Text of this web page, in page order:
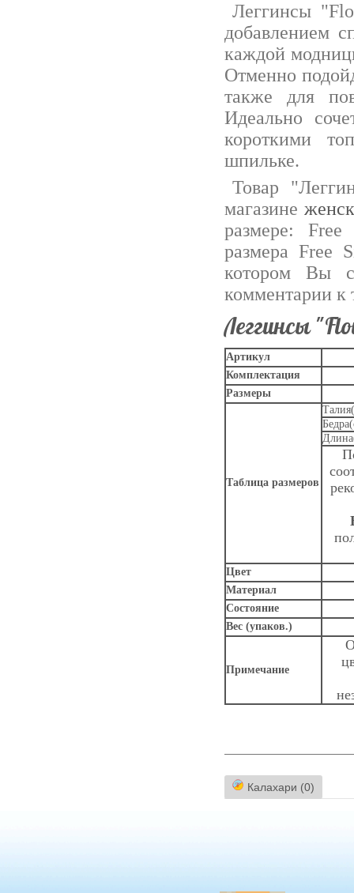
Леггинсы
добавлением
каждой
Отменно
также для
Идеально
короткими
шпильке.
Товар
магазине
размере:
размера Free
котором Вы
комментарии к
Леггинсы
Артикул
Комплектация
Размеры
Таблица размеров
Цвет
Материал
Состояние
Вес (упаков.)
Примечание
Калахари (0)